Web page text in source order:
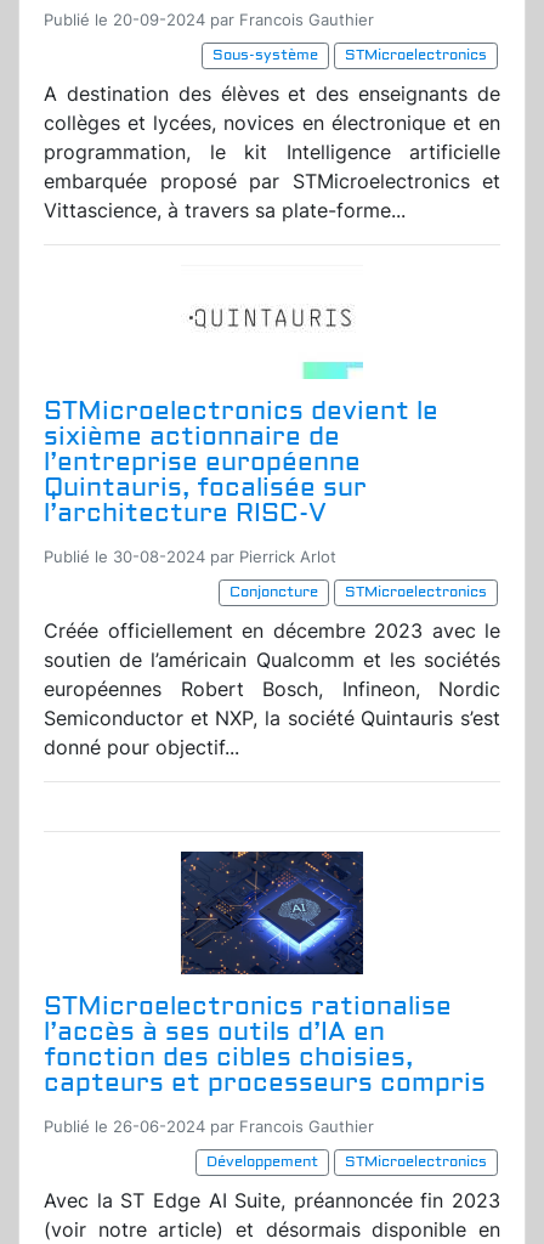
Publié le 20-09-2024 par Francois Gauthier
Sous-système
STMicroelectronics
A destination des élèves et des enseignants de
collèges et lycées, novices en électronique et en
programmation, le kit Intelligence artificielle
embarquée proposé par STMicroelectronics et
Vittascience, à travers sa plate-forme...
STMicroelectronics devient le
sixième actionnaire de
l’entreprise européenne
Quintauris, focalisée sur
l’architecture RISC-V
Publié le 30-08-2024 par Pierrick Arlot
Conjoncture
STMicroelectronics
Créée officiellement en décembre 2023 avec le
soutien de l’américain Qualcomm et les sociétés
européennes Robert Bosch, Infineon, Nordic
Semiconductor et NXP, la société Quintauris s’est
donné pour objectif...
STMicroelectronics rationalise
l’accès à ses outils d’IA en
fonction des cibles choisies,
capteurs et processeurs compris
Publié le 26-06-2024 par Francois Gauthier
Développement
STMicroelectronics
Avec la ST Edge AI Suite, préannoncée fin 2023
(voir notre article) et désormais disponible en